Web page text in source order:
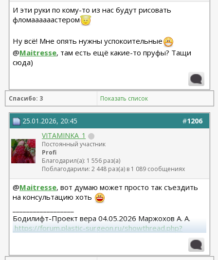
И эти руки по кому-то из нас будут рисовать
фломаааааастером
Ну всё! Мне опять нужны успокоительные
@Maitresse, там есть ещё какие-то пруфы? Тащи
сюда)
Спасибо: 3 Показать список
#1206
25.01.2026, 20:45
VITAMINKA_1
Постоянный участник
Profi
Благодарил(а): 1 556 раз(а)
Поблагодарили: 2 448 раз(а) в 1 089 сообщениях
@Maitresse, вот думаю может просто так съездить
на консультацию хоть
Бодилифт-Проект вера 04.05.2026 Маржохов А. А.
https://forum.plastic-surgeon.ru/showthread.php?
Грудь - ментор 325 сс+ высокий профиль.База 11,5 от
06.04.2023